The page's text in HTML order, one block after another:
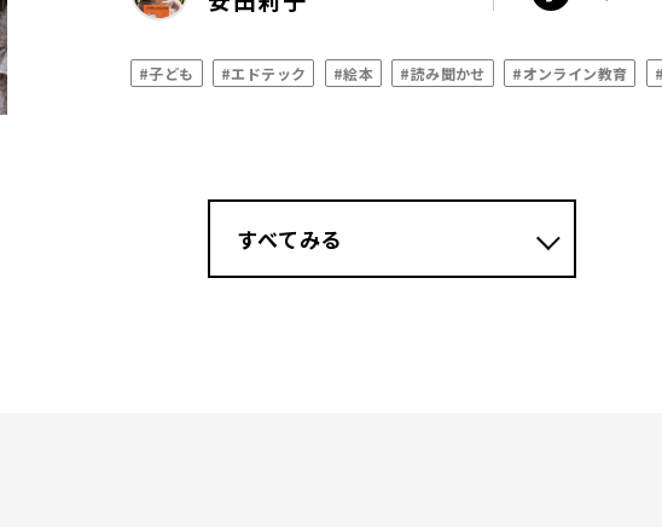
#子ども #エドテック #絵本 #読み聞かせ #オンライン教育
すべてみる